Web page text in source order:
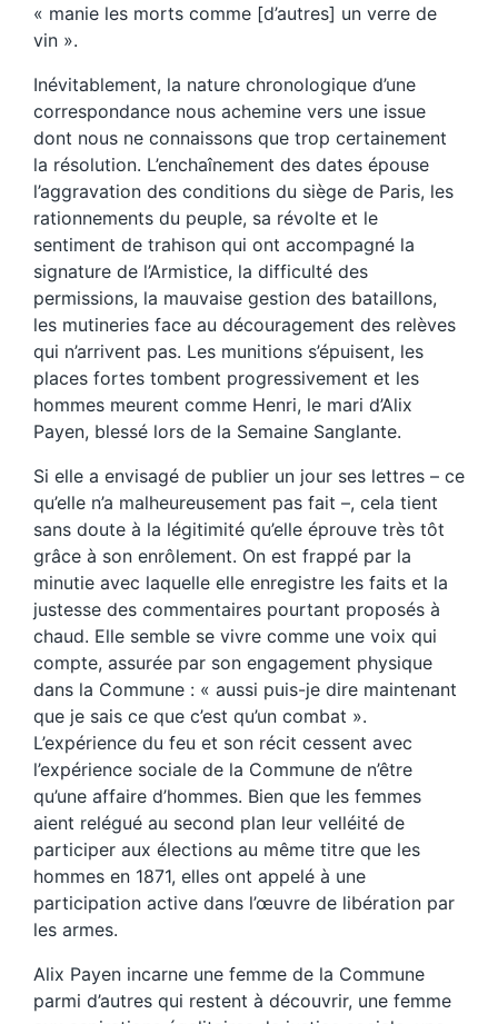
« manie les morts comme [d’autres] un verre de
vin ».
Inévitablement, la nature chronologique d’une
correspondance nous achemine vers une issue
dont nous ne connaissons que trop certainement
la résolution. L’enchaînement des dates épouse
l’aggravation des conditions du siège de Paris, les
rationnements du peuple, sa révolte et le
sentiment de trahison qui ont accompagné la
signature de l’Armistice, la difficulté des
permissions, la mauvaise gestion des bataillons,
les mutineries face au découragement des relèves
qui n’arrivent pas. Les munitions s’épuisent, les
places fortes tombent progressivement et les
hommes meurent comme Henri, le mari d’Alix
Payen, blessé lors de la Semaine Sanglante.
Si elle a envisagé de publier un jour ses lettres – ce
qu’elle n’a malheureusement pas fait –, cela tient
sans doute à la légitimité qu’elle éprouve très tôt
grâce à son enrôlement. On est frappé par la
minutie avec laquelle elle enregistre les faits et la
justesse des commentaires pourtant proposés à
chaud. Elle semble se vivre comme une voix qui
compte, assurée par son engagement physique
dans la Commune : « aussi puis-je dire maintenant
que je sais ce que c’est qu’un combat ».
L’expérience du feu et son récit cessent avec
l’expérience sociale de la Commune de n’être
qu’une affaire d’hommes. Bien que les femmes
aient relégué au second plan leur velléité de
participer aux élections au même titre que les
hommes en 1871, elles ont appelé à une
participation active dans l’œuvre de libération par
les armes.
Alix Payen incarne une femme de la Commune
parmi d’autres qui restent à découvrir, une femme